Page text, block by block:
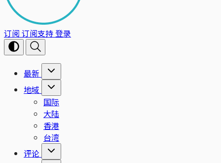
订阅 订阅支持登录
最新
地域
国际
大陆
香港
台湾
评论